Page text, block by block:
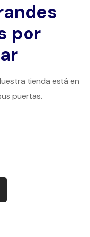
por
tienda está en
puertas.